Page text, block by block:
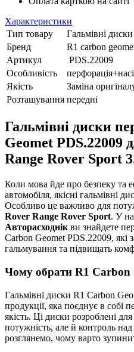
Характеристики
Тип товару
Гальмівні диски
Бренд
R1 carbon
Артикул
PDS.22009
Особливість
Якість
Заміна
Розташування передні
Гальмівні диски
Geomet PDS.22009
Range Rover Sport
Коли мова йде про безпеку та
автомобіля, якісні гальмівні
Особливо це важливо для
Rover Range Rover Sport. У
Авторасходнік ви знайдете
Carbon Geomet PDS.22009, які
гальмування та підвищать
Чому обрати R1 Carbon
Гальмівні диски R1 Carbon
продукції, яка поєднує в собі
якість. Ці диски розроблені
потужність, але й контроль
розглянемо, чому варто